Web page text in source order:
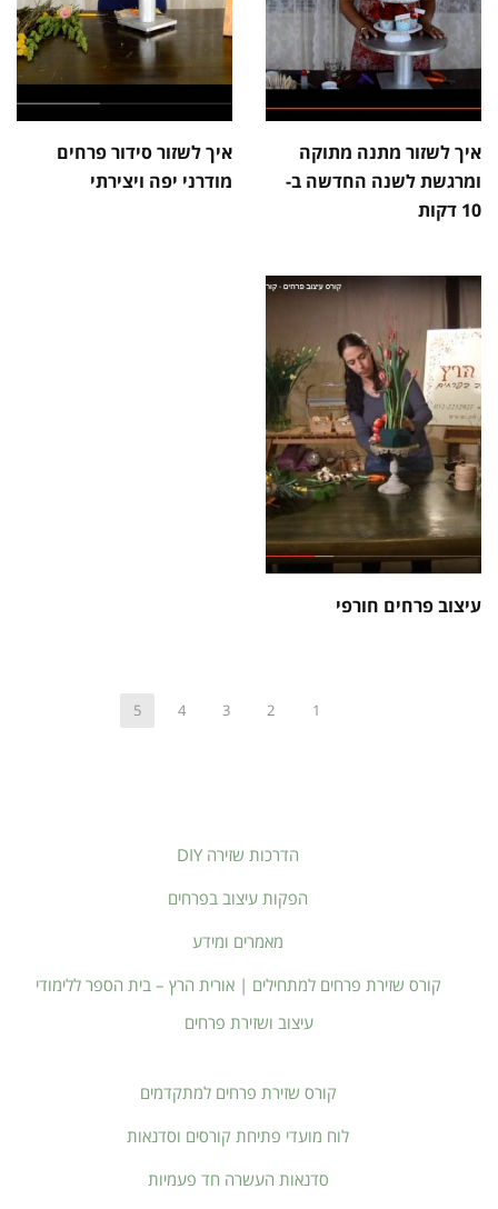
איך לשזור מתנה מתוקה
ומרגשת לשנה החדשה ב-
10 דקות
איך לשזור סידור פרחים
מודרני יפה ויצירתי
עיצוב פרחים חורפי
1
2
3
4
5
הדרכות שזירה DIY
הפקות עיצוב בפרחים
מאמרים ומידע
קורס שזירת פרחים למתחילים | אורית הרץ – בית הספר ללימודי
עיצוב ושזירת פרחים
קורס שזירת פרחים למתקדמים
לוח מועדי פתיחת קורסים וסדנאות
סדנאות העשרה חד פעמיות